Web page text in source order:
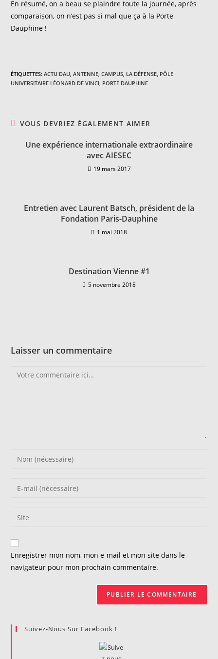
En résumé, on a beau se plaindre toute la journée, après
comparaison, on n’est pas si mal que ça à la Porte
Dauphine !
ÉTIQUETTES:ACTU DAU, ANTENNE, CAMPUS, LA DÉFENSE, PÔLE
UNIVERSITAIRE LÉONARD DE VINCI, PORTE DAUPHINE
VOUS DEVRIEZ ÉGALEMENT AIMER
Une expérience internationale extraordinaire
avec AIESEC
19 mars 2017
Entretien avec Laurent Batsch, président de la
Fondation Paris-Dauphine
1 mai 2018
Destination Vienne #1
5 novembre 2018
Laisser un commentaire
Comment
Enter
Enter
address
comment
Saisir
de
votre
(facultatif)
Enregistrer mon nom, mon e-mail et mon site dans le
navigateur pour mon prochain commentaire.
Suivez-Nous Sur Facebook !